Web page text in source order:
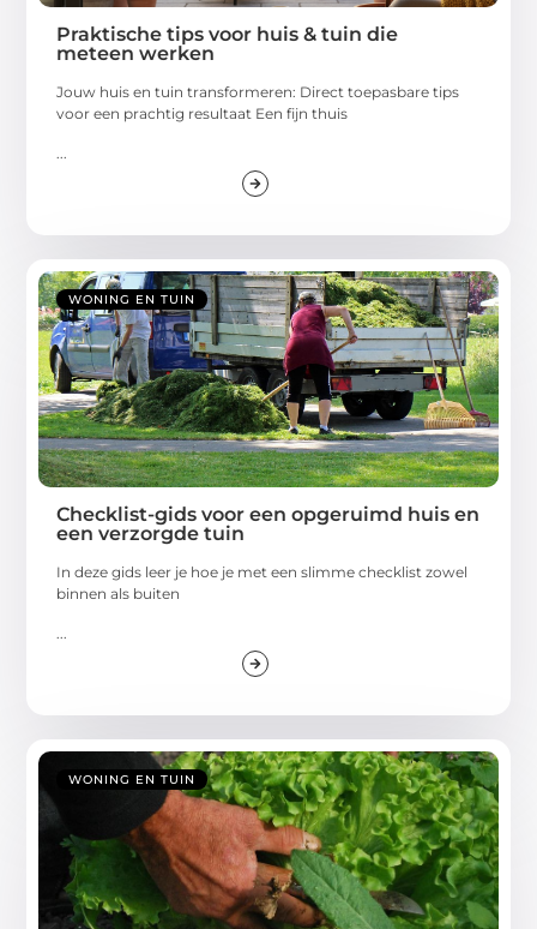
Praktische tips voor huis & tuin die
meteen werken
Jouw huis en tuin transformeren: Direct toepasbare tips
voor een prachtig resultaat Een fijn thuis
WONING EN TUIN
Checklist-gids voor een opgeruimd huis en
een verzorgde tuin
In deze gids leer je hoe je met een slimme checklist zowel
binnen als buiten
WONING EN TUIN